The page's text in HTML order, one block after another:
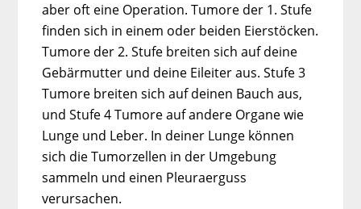
aber oft eine Operation. Tumore der 1. Stufe
finden sich in einem oder beiden Eierstöcken.
Tumore der 2. Stufe breiten sich auf deine
Gebärmutter und deine Eileiter aus. Stufe 3
Tumore breiten sich auf deinen Bauch aus,
und Stufe 4 Tumore auf andere Organe wie
Lunge und Leber. In deiner Lunge können
sich die Tumorzellen in der Umgebung
sammeln und einen Pleuraerguss
verursachen.